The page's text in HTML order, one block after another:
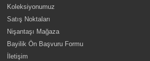
Koleksiyonumuz
Satış Noktaları
Nişantaşı Mağaza
Bayilik Ön Başvuru Formu
İletişim